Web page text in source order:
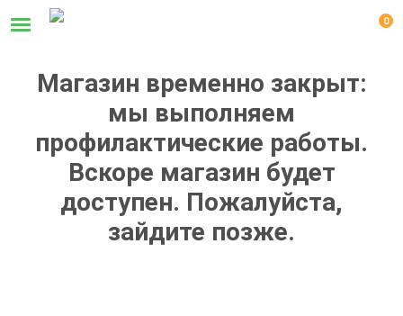
0
Магазин временно закрыт:
мы выполняем
профилактические работы.
Вскоре магазин будет
доступен. Пожалуйста,
зайдите позже.